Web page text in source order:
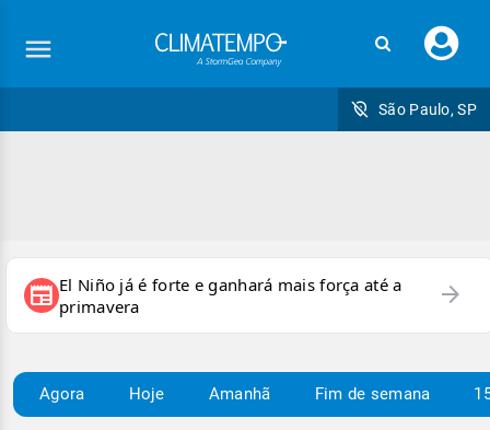
seu
São Paulo, SP
newspaper El Niño já é forte e ganhará mais força até a
primavera
arrow_forward
Agora Hoje Amanhã Fim de semana